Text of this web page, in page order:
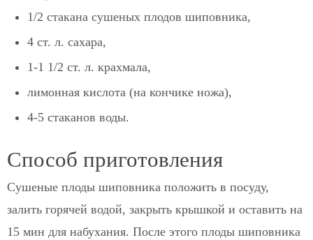
1/2 стакана сушеных плодов шиповника,
4 ст. л. сахара,
1-1 1/2 ст. л. крахмала,
лимонная кислота (на кончике ножа),
4-5 стаканов воды.
Способ приготовления
Сушеные плоды шиповника положить в посуду,
залить горячей водой, закрыть крышкой и оставить на
15 мин для набухания. После этого плоды шиповника